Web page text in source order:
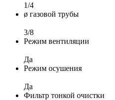
1/4
ø газовой трубы
3/8
Режим вентиляции
Да
Режим осушения
Да
Фильтр тонкой очистки